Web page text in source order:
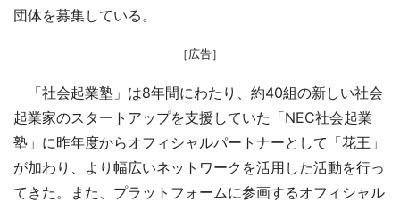
団体を募集している。
［広告］
「社会起業塾」は8年間にわたり、約40組の新しい社会
起業家のスタートアップを支援していた「NEC社会起業
塾」に昨年度からオフィシャルパートナーとして「花王」
が加わり、より幅広いネットワークを活用した活動を行っ
てきた。また、プラットフォームに参画するオフィシャル